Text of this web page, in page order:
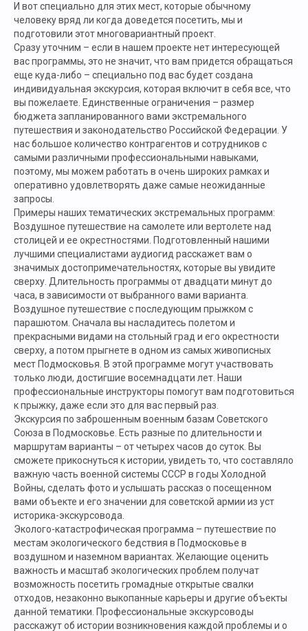
И вот специально для этих мест, которые обычному
человеку вряд ли когда доведется посетить, мы и
подготовили этот многовариантный проект.
Сразу уточним – если в нашем проекте нет интересующей
вас программы, это не значит, что вам придется обращаться
еще куда-либо – специально под вас будет создана
индивидуальная экскурсия, которая включит в себя все, что
вы пожелаете. Единственные ограничения – размер
бюджета запланированного вами экстремального
путешествия и законодательство Российской Федерации. У
нас большое количество контрагентов и сотрудников с
самыми различными профессиональными навыками,
поэтому, мы можем работать в очень широких рамках и
оперативно удовлетворять даже самые неожиданные
запросы.
Примеры наших тематических экстремальных программ:
Воздушное путешествие на самолете или вертолете над
столицей и ее окрестностями. Подготовленный нашими
лучшими специалистами аудиогид расскажет вам о
значимых достопримечательностях, которые вы увидите
сверху. Длительность программы от двадцати минут до
часа, в зависимости от выбранного вами варианта.
Воздушное путешествие с последующим прыжком с
парашютом. Сначала вы насладитесь полетом и
прекрасными видами на стольный град и его окрестности
сверху, а потом прыгнете в одном из самых живописных
мест Подмосковья. В этой программе могут участвовать
только люди, достигшие восемнадцати лет. Наши
профессиональные инструкторы помогут вам подготовиться
к прыжку, даже если это для вас первый раз.
Экскурсия по заброшенным военным базам Советского
Союза в Подмосковье. Есть разные по длительности и
маршрутам варианты – от четырех часов до суток. Вы
сможете прикоснуться к истории, увидеть то, что составляло
важную часть военной системы СССР в годы Холодной
Войны, сделать фото и услышать рассказ о посещенном
вами объекте и его значении для советской армии из уст
историка-экскурсовода.
Эколого-катастрофическая программа – путешествие по
местам экологического бедствия в Подмосковье в
воздушном и наземном вариантах. Желающие оценить
важность и масштаб экологических проблем получат
возможность посетить громадные открытые свалки
отходов, незаконно выкопанные карьеры и другие объекты
данной тематики. Профессиональные экскурсоводы
расскажут об истории возникновения каждой проблемы и о